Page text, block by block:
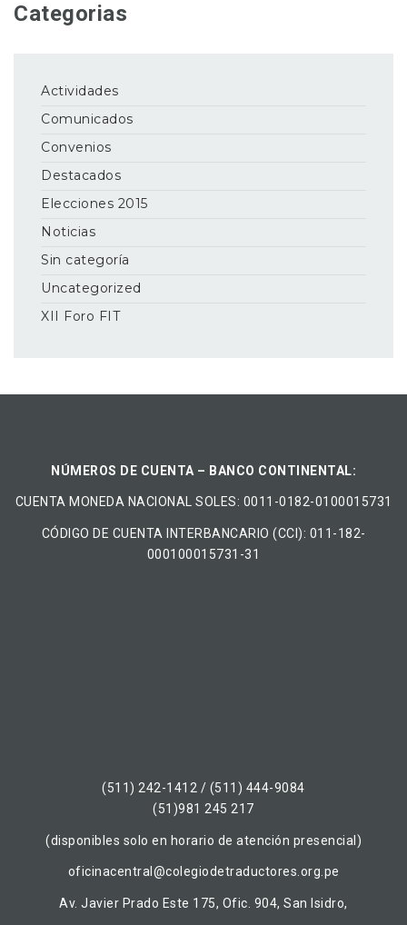
Categorias
Actividades
Comunicados
Convenios
Destacados
Elecciones 2015
Noticias
Sin categoría
Uncategorized
XII Foro FIT
NÚMEROS DE CUENTA – BANCO CONTINENTAL:
CUENTA MONEDA NACIONAL​ ​SOLES​: 0011-0182-0100015731
CÓDIGO DE CUENTA INTERBANCARIO (CCI): 011-182-
000100015731-31
(511) 242-1412 / (511) 444-9084
(51)981 245 217
(disponibles solo en horario de atención presencial)
oficinacentral@colegiodetraductores.org.pe
Av. Javier Prado Este 175, Ofic. 904, San Isidro,